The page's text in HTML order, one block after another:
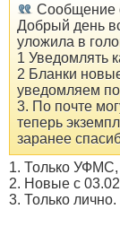
Сообщение
Добрый день
уложила в
1 Уведомлять
2 Бланки
уведомляем
3. По почте
теперь
заранее
1. Только
2. Новые с
3. Только